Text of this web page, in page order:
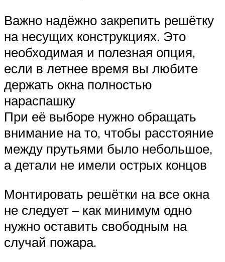
Важно надёжно закрепить решётку
на несущих конструкциях. Это
необходимая и полезная опция,
если в летнее время вы любите
держать окна полностью
нараспашку
При её выборе нужно обращать
внимание на то, чтобы расстояние
между прутьями было небольшое,
а детали не имели острых концов
Монтировать решётки на все окна
не следует – как минимум одно
нужно оставить свободным на
случай пожара.